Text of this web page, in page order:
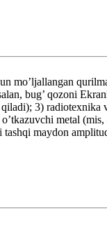
bug’ qozoni
3)
metal
maydon